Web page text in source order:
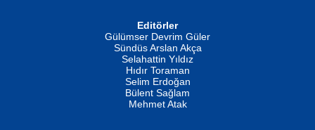
İSMAİL OKUTAN
Erkeklerin Kahrolması Ne Demektir
Evvel Zaman Tanrıçası...
Editörler
Gülümser Devrim Güler
Sündüs Arslan Akça
Selahattin Yıldız
Hıdır Toraman
Selim Erdoğan
Bülent Sağlam
Mehmet Atak